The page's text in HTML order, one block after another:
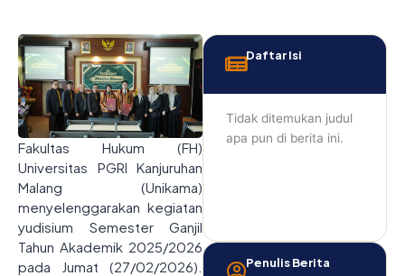
Fakultas Hukum (FH)
Universitas PGRI Kanjuruhan
Malang (Unikama)
menyelenggarakan kegiatan
yudisium Semester Ganjil
Tahun Akademik 2025/2026
pada Jumat (27/02/2026).
Daftar Isi
Tidak ditemukan judul
apa pun di berita ini.
Penulis Berita